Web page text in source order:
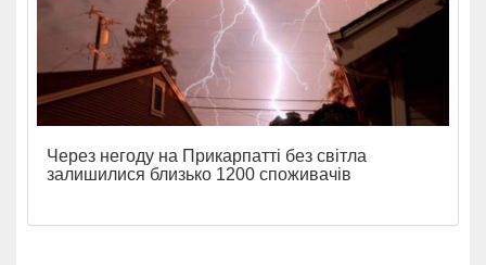
Через негоду на Прикарпатті без світла
залишилися близько 1200 споживачів